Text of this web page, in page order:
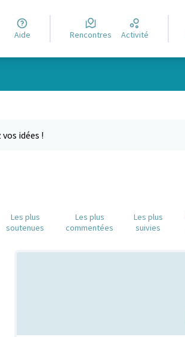
Aide Rencontres Activité
idées !
Les plus
soutenues
Les plus
commentées
Les plus
suivies